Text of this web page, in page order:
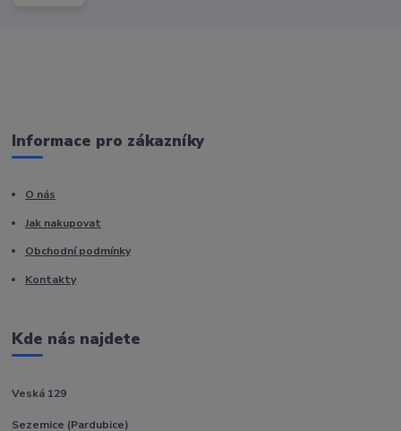
Informace pro zákazníky
O nás
Jak nakupovat
Obchodní podmínky
Kontakty
Kde nás najdete
Veská 129
Sezemice (Pardubice)